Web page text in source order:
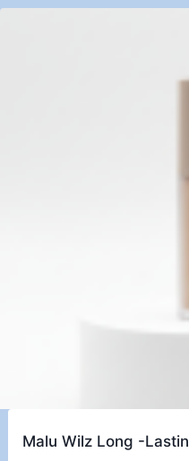
Malu Wilz Long -